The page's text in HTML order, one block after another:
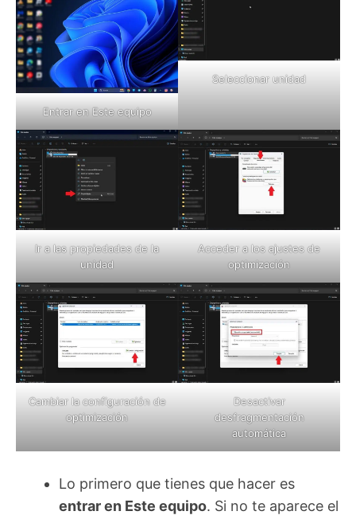
Entrar en Este equipo
Seleccionar unidad
Ir a las propiedades de la
unidad
Acceder a los ajustes de
optimización
Cambiar la configuración de
optimización
Desactivar
desfragmentación
automática
Lo primero que tienes que hacer es
entrar en Este equipo. Si no te aparece el